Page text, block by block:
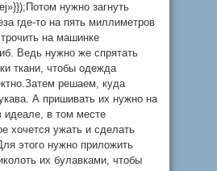
нужно загнуть
где-то на пять миллиметров
на машинке
Ведь нужно же спрятать
ткани, чтобы одежда
решаем, куда
А пришивать их нужно на
идеале, в том месте
хочется ужать и сделать
этого нужно приложить
их булавками, чтобы